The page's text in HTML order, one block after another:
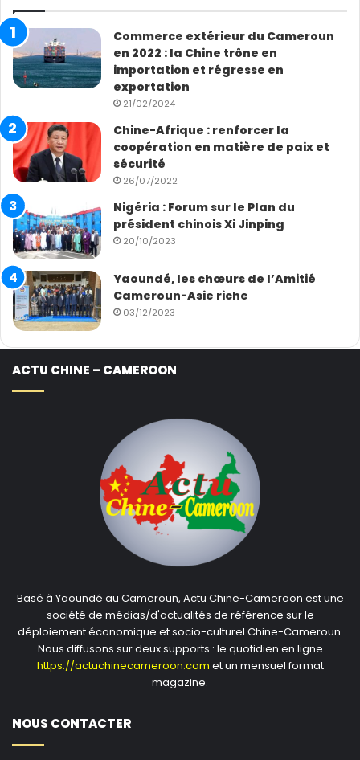
Commerce extérieur du Cameroun
en 2022 : la Chine trône en
importation et régresse en
exportation
21/02/2024
Chine-Afrique : renforcer la
coopération en matière de paix et
sécurité
26/07/2022
Nigéria : Forum sur le Plan du
président chinois Xi Jinping
20/10/2023
Yaoundé, les chœurs de l’Amitié
Cameroun-Asie riche
03/12/2023
ACTU CHINE – CAMEROON
Basé à Yaoundé au Cameroun, Actu Chine-Cameroon est une
société de médias/d'actualités de référence sur le
déploiement économique et socio-culturel Chine-Cameroun.
Nous diffusons sur deux supports : le quotidien en ligne
https://actuchinecameroon.com et un mensuel format
magazine.
NOUS CONTACTER